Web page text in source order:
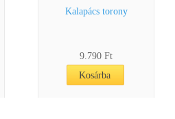
Kalapács torony
9.790 Ft
Kosárba